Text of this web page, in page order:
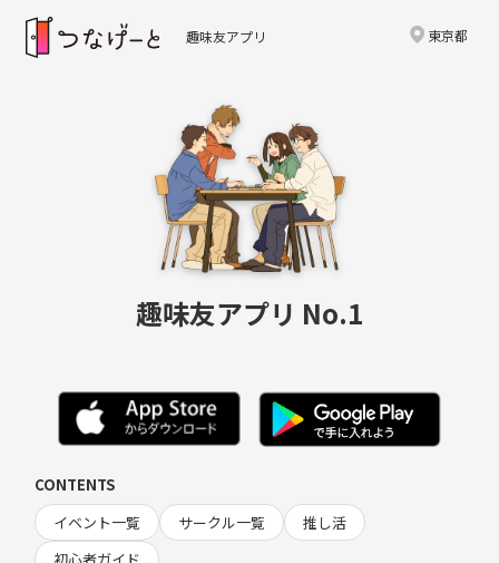
趣味友アプリ 東京都
趣味友アプリ No.1
CONTENTS
イベント一覧
サークル一覧
推し活
初心者ガイド